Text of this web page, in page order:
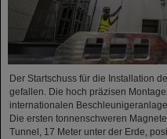
Der Startschuss für die Installation
gefallen. Die hoch präzisen
internationalen
Die ersten tonnenschweren
Tunnel, 17 Meter unter der Erde,